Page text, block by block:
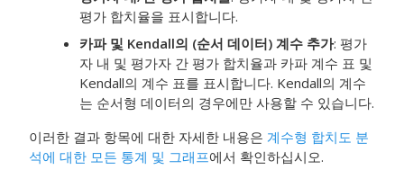
평가 합치율을 표시합니다.
카파 및 Kendall의 (순서 데이터) 계수 추가: 평가
자 내 및 평가자 간 평가 합치율과 카파 계수 표 및
Kendall의 계수 표를 표시합니다. Kendall의 계수
는 순서형 데이터의 경우에만 사용할 수 있습니다.
이러한 결과 항목에 대한 자세한 내용은 계수형 합치도 분
석에 대한 모든 통계 및 그래프에서 확인하십시오.